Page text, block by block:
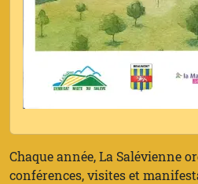
Chaque année, La Salévienne
conférences, visites et